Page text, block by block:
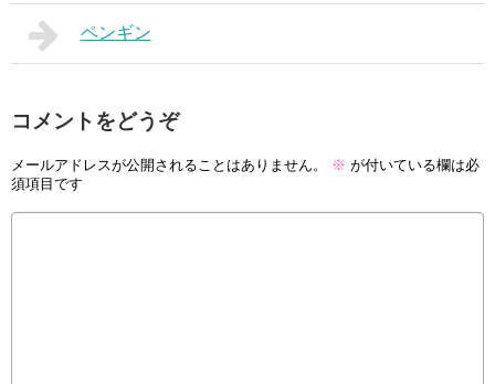
ペンギン
コメントをどうぞ
メールアドレスが公開されることはありません。 ※ が付いている欄は必
須項目です